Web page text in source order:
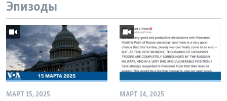
Эпизоды
МАРТ 15, 2025 МАРТ 14, 2025